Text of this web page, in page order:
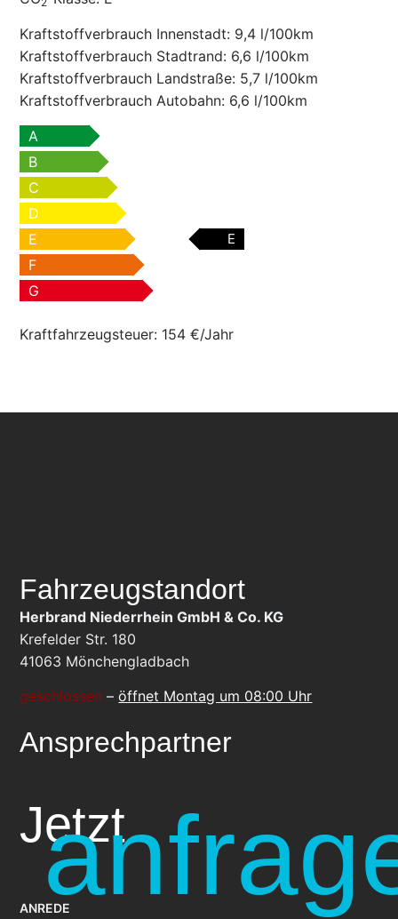
Kraftstoffverbrauch Innenstadt: 9,4 l/100km
Kraftstoffverbrauch Stadtrand: 6,6 l/100km
Kraftstoffverbrauch Landstraße: 5,7 l/100km
Kraftstoffverbrauch Autobahn: 6,6 l/100km
A
B
C
D
E
E
F
G
Kraftfahrzeugsteuer: 154 €/Jahr
Fahrzeugstandort
Herbrand Niederrhein GmbH & Co. KG
Krefelder Str. 180
41063 Mönchengladbach
geschlossen –öffnet Montag um 08:00 Uhr
Ansprechpartner
Jetzt
ANREDE